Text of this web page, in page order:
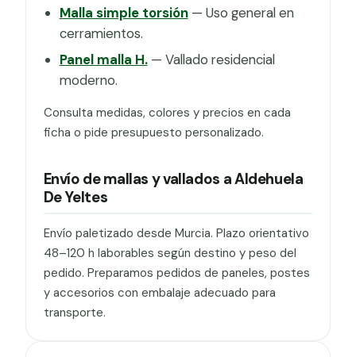
Malla simple torsión— Uso general en
cerramientos.
Panel malla H.— Vallado residencial
moderno.
Consulta medidas, colores y precios en cada
ficha o pide presupuesto personalizado.
Envío de mallas y vallados a Aldehuela
De Yeltes
Envío paletizado desde Murcia. Plazo orientativo
48–120 h laborables según destino y peso del
pedido. Preparamos pedidos de paneles, postes
y accesorios con embalaje adecuado para
transporte.